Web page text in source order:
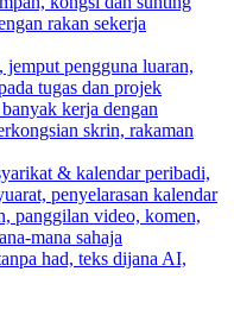
rakan sekerja
pengguna luaran,
tugas dan projek
kerja dengan
skrin, rakaman
& kalendar peribadi,
penyelarasan kalendar
panggilan video, komen,
mana sahaja
had, teks dijana AI,